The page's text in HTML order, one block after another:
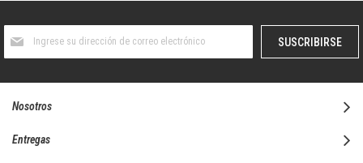
boletín
SUSCRIBIRSE
Nosotros
Entregas